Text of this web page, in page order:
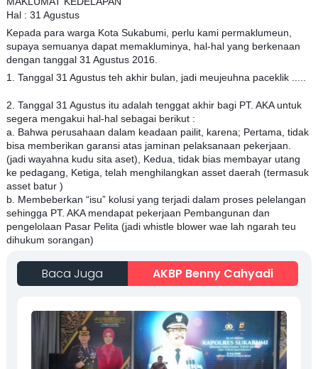
Hal : 31 Agustus
Kepada para warga Kota Sukabumi, perlu kami permaklumeun,
supaya semuanya dapat memakluminya, hal-hal yang berkenaan
dengan tanggal 31 Agustus 2016.
1. Tanggal 31 Agustus teh akhir bulan, jadi meujeuhna paceklik .....
2. Tanggal 31 Agustus itu adalah tenggat akhir bagi PT. AKA untuk
segera mengakui hal-hal sebagai berikut :
a. Bahwa perusahaan dalam keadaan pailit, karena; Pertama, tidak
bisa memberikan garansi atas jaminan pelaksanaan pekerjaan.
(jadi wayahna kudu sita aset), Kedua, tidak bias membayar utang
ke pedagang, Ketiga, telah menghilangkan asset daerah (termasuk
asset batur )
b. Membeberkan “isu” kolusi yang terjadi dalam proses pelelangan
sehingga PT. AKA mendapat pekerjaan Pembangunan dan
pengelolaan Pasar Pelita (jadi whistle blower wae lah ngarah teu
dihukum sorangan)
Baca Juga AKBP Benny Cahyadi